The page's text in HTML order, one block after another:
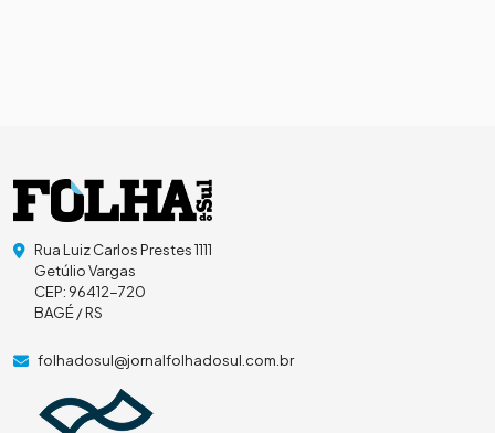
Rua Luiz Carlos Prestes 1111
Getúlio Vargas
CEP: 96412-720
BAGÉ / RS
folhadosul@jornalfolhadosul.com.br